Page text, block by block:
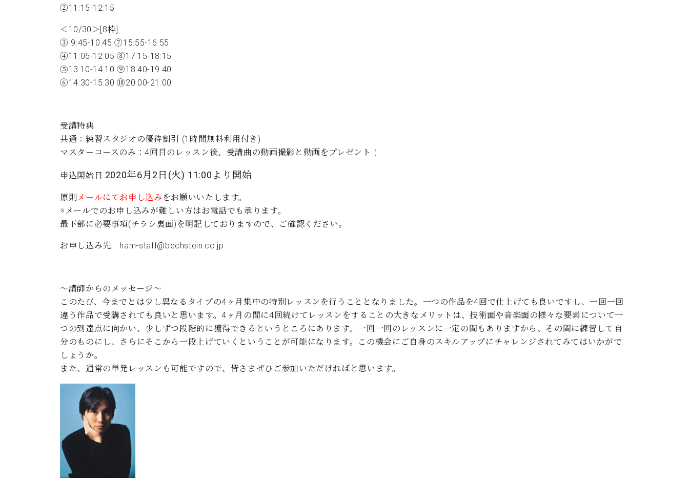
②11:15-12:15
＜10/30＞[8枠]
③ 9:45-10:45 ⑦15:55-16:55
④11:05-12:05 ⑧17:15-18:15
⑤13:10-14:10 ⑨18:40-19:40
⑥14:30-15:30 ⑩20:00-21:00
受講特典
共通：練習スタジオの優待割引 (1時間無料利用付き)
マスターコースのみ：4回目のレッスン後、受講曲の動画撮影と動画をプレゼント！
申込開始日 2020年6月2日(火) 11:00より開始
原則メールにてお申し込み をお願いいたします。
※メールでのお申し込みが難しい方はお電話でも承ります。
最下部に必要事項(チラシ裏面)を明記しておりますので、ご確認ください。
お申し込み先 ham-staff@bechstein.co.jp
～講師からのメッセージ～
このたび、今までとは少し異なるタイプの4ヶ月集中の特別レッスンを行うこととなりました。一つの作品を4回で仕上げても良いですし、一回一回
違う作品で受講されても良いと思います。4ヶ月の間に4回続けてレッスンをすることの大きなメリットは、技術面や音楽面の様々な要素について一
つの到達点に向かい、少しずつ段階的に獲得できるというところにあります。一回一回のレッスンに一定の間もありますから、その間に練習して自
分のものにし、さらにそこから一段上げていくということが可能になります。この機会にご自身のスキルアップにチャレンジされてみてはいかがで
しょうか。
また、通常の単発レッスンも可能ですので、皆さまぜひご参加いただければと思います。